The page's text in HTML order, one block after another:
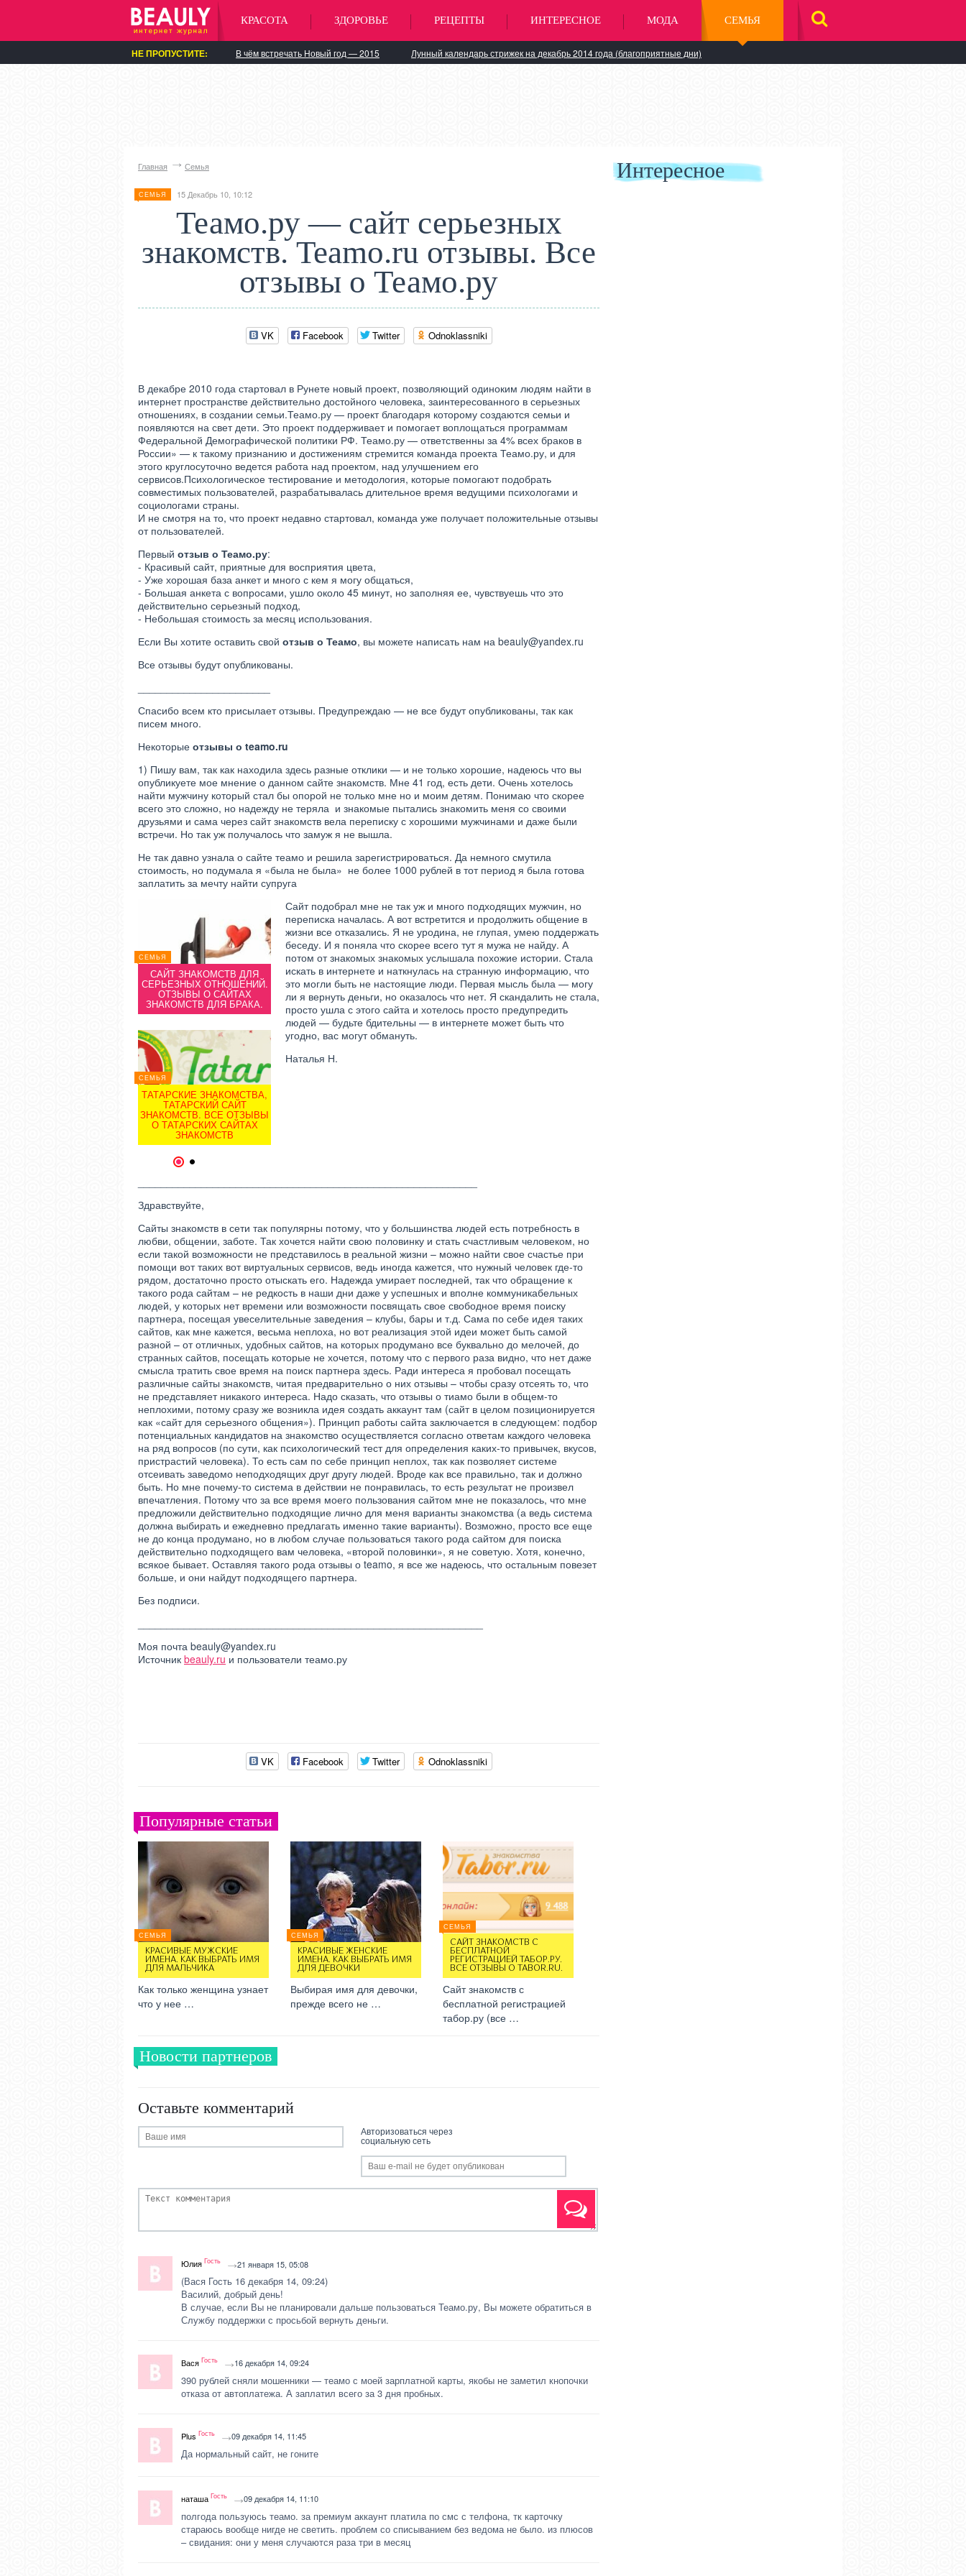
КРАСОТА ЗДОРОВЬЕ РЕЦЕПТЫ ИНТЕРЕСНОЕ МОДА СЕМЬЯ
НЕ ПРОПУСТИТЕ: В чём встречать Новый год — 2015 Лунный календарь стрижек на декабрь 2014 года (благоприятные дни)
Главная Семья
СЕМЬЯ 15 Декабрь 10, 10:12
Теамо.ру — сайт серьезных
знакомств. Teamo.ru отзывы. Все
отзывы о Теамо.ру
VK Facebook Twitter Odnoklassniki
В декабре 2010 года стартовал в Рунете новый проект, позволяющий одиноким людям найти в
интернет пространстве действительно достойного человека, заинтересованного в серьезных
отношениях, в создании семьи.Теамо.ру — проект благодаря которому создаются семьи и
появляются на свет дети. Это проект поддерживает и помогает воплощаться программам
Федеральной Демографической политики РФ. Теамо.ру — ответственны за 4% всех браков в
России» — к такому признанию и достижениям стремится команда проекта Теамо.ру, и для
этого круглосуточно ведется работа над проектом, над улучшением его
сервисов.Психологическое тестирование и методология, которые помогают подобрать
совместимых пользователей, разрабатывалась длительное время ведущими психологами и
социологами страны.
И не смотря на то, что проект недавно стартовал, команда уже получает положительные отзывы
от пользователей.
Первый отзыв о Теамо.ру:
- Красивый сайт, приятные для восприятия цвета,
- Уже хорошая база анкет и много с кем я могу общаться,
- Большая анкета с вопросами, ушло около 45 минут, но заполняя ее, чувствуешь что это
действительно серьезный подход,
- Небольшая стоимость за месяц использования.
Если Вы хотите оставить свой отзыв о Теамо, вы можете написать нам на beauly@yandex.ru
Все отзывы будут опубликованы.
Спасибо всем кто присылает отзывы. Предупреждаю — не все будут опубликованы, так как
писем много.
Некоторые отзывы о teamo.ru
1) Пишу вам, так как находила здесь разные отклики — и не только хорошие, надеюсь что вы
опубликуете мое мнение о данном сайте знакомств. Мне 41 год, есть дети. Очень хотелось
найти мужчину который стал бы опорой не только мне но и моим детям. Понимаю что скорее
всего это сложно, но надежду не теряла и знакомые пытались знакомить меня со своими
друзьями и сама через сайт знакомств вела переписку с хорошими мужчинами и даже были
встречи. Но так уж получалось что замуж я не вышла.
Не так давно узнала о сайте теамо и решила зарегистрироваться. Да немного смутила
стоимость, но подумала я «была не была» не более 1000 рублей в тот период я была готова
заплатить за мечту найти супруга
СЕМЬЯ
САЙТ ЗНАКОМСТВ ДЛЯ
СЕРЬЕЗНЫХ ОТНОШЕНИЙ.
ОТЗЫВЫ О САЙТАХ
ЗНАКОМСТВ ДЛЯ БРАКА.
СЕМЬЯ
ТАТАРСКИЕ ЗНАКОМСТВА,
ТАТАРСКИЙ САЙТ
ЗНАКОМСТВ. ВСЕ ОТЗЫВЫ
О ТАТАРСКИХ САЙТАХ
ЗНАКОМСТВ
СЕМЬЯ
САЙТ ЗНАКОМСТВ С
БЕСПЛАТНОЙ
РЕГИСТРАЦИЕЙ ТАБОР.РУ.
ВСЕ ОТЗЫВЫ О TABOR.RU.
СЕМЬЯ
СЕМЬЯ
САЙТ ЗНАКОМСТВ ДЛЯ
СЕРЬЕЗНЫХ ОТНОШЕНИЙ.
ОТЗЫВЫ О САЙТАХ
ЗНАКОМСТВ ДЛЯ БРАКА.
Сайт подобрал мне не так уж и много подходящих мужчин, но
переписка началась. А вот встретится и продолжить общение в
жизни все отказались. Я не уродина, не глупая, умею поддержать
беседу. И я поняла что скорее всего тут я мужа не найду. А
потом от знакомых знакомых услышала похожие истории. Стала
искать в интернете и наткнулась на странную информацию, что
это могли быть не настоящие люди. Первая мысль была — могу
ли я вернуть деньги, но оказалось что нет. Я скандалить не стала,
просто ушла с этого сайта и хотелось просто предупредить
людей — будьте бдительны — в интернете может быть что
угодно, вас могут обмануть.
Наталья Н.
Здравствуйте,
Сайты знакомств в сети так популярны потому, что у большинства людей есть потребность в
любви, общении, заботе. Так хочется найти свою половинку и стать счастливым человеком, но
если такой возможности не представилось в реальной жизни – можно найти свое счастье при
помощи вот таких вот виртуальных сервисов, ведь иногда кажется, что нужный человек где-то
рядом, достаточно просто отыскать его. Надежда умирает последней, так что обращение к
такого рода сайтам – не редкость в наши дни даже у успешных и вполне коммуникабельных
людей, у которых нет времени или возможности посвящать свое свободное время поиску
партнера, посещая увеселительные заведения – клубы, бары и т.д. Сама по себе идея таких
сайтов, как мне кажется, весьма неплоха, но вот реализация этой идеи может быть самой
разной – от отличных, удобных сайтов, на которых продумано все буквально до мелочей, до
странных сайтов, посещать которые не хочется, потому что с первого раза видно, что нет даже
смысла тратить свое время на поиск партнера здесь. Ради интереса я пробовал посещать
различные сайты знакомств, читая предварительно о них отзывы – чтобы сразу отсеять то, что
не представляет никакого интереса. Надо сказать, что отзывы о тиамо были в общем-то
неплохими, потому сразу же возникла идея создать аккаунт там (сайт в целом позиционируется
как «сайт для серьезного общения»). Принцип работы сайта заключается в следующем: подбор
потенциальных кандидатов на знакомство осуществляется согласно ответам каждого человека
на ряд вопросов (по сути, как психологический тест для определения каких-то привычек, вкусов,
пристрастий человека). То есть сам по себе принцип неплох, так как позволяет системе
отсеивать заведомо неподходящих друг другу людей. Вроде как все правильно, так и должно
быть. Но мне почему-то система в действии не понравилась, то есть результат не произвел
впечатления. Потому что за все время моего пользования сайтом мне не показалось, что мне
предложили действительно подходящие лично для меня варианты знакомства (а ведь система
должна выбирать и ежедневно предлагать именно такие варианты). Возможно, просто все еще
не до конца продумано, но в любом случае пользоваться такого рода сайтом для поиска
действительно подходящего вам человека, «второй половинки», я не советую. Хотя, конечно,
всякое бывает. Оставляя такого рода отзывы о teamo, я все же надеюсь, что остальным повезет
больше, и они найдут подходящего партнера.
Без подписи.
Моя почта beauly@yandex.ru
Источник beauly.ru и пользователи теамо.ру
VK Facebook Twitter Odnoklassniki
Популярные статьи
СЕМЬЯ
КРАСИВЫЕ МУЖСКИЕ
ИМЕНА. КАК ВЫБРАТЬ ИМЯ
ДЛЯ МАЛЬЧИКА
Как только женщина узнает
что у нее …
СЕМЬЯ
КРАСИВЫЕ ЖЕНСКИЕ
ИМЕНА. КАК ВЫБРАТЬ ИМЯ
ДЛЯ ДЕВОЧКИ
Выбирая имя для девочки,
прежде всего не …
СЕМЬЯ
САЙТ ЗНАКОМСТВ С
БЕСПЛАТНОЙ
РЕГИСТРАЦИЕЙ ТАБОР.РУ.
ВСЕ ОТЗЫВЫ О TABOR.RU.
Сайт знакомств с
бесплатной регистрацией
табор.ру (все …
Новости партнеров
Оставьте комментарий
Авторизоваться через
социальную сеть
Юлия Гость 21 января 15, 05:08
(Вася Гость 16 декабря 14, 09:24)
Василий, добрый день!
В случае, если Вы не планировали дальше пользоваться Теамо.ру, Вы можете обратиться в
Службу поддержки с просьбой вернуть деньги.
Вася Гость 16 декабря 14, 09:24
390 рублей сняли мошенники — теамо с моей зарплатной карты, якобы не заметил кнопочки
отказа от автоплатежа. А заплатил всего за 3 дня пробных.
Plus Гость 09 декабря 14, 11:45
Да нормальный сайт, не гоните
наташа Гость 09 декабря 14, 11:10
полгода пользуюсь теамо. за премиум аккаунт платила по смс с телфона, тк карточку
стараюсь вообще нигде не светить. проблем со списыванием без ведома не было. из плюсов
– свидания: они у меня случаются раза три в месяц
Интересное